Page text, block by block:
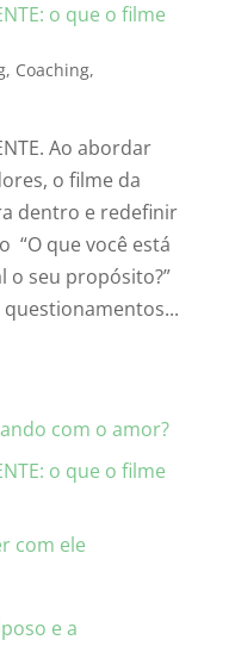
o que o filme
, Coaching,
Ao abordar
o filme da
dentro e redefinir
“O que você está
o seu propósito?”
questionamentos...
com o amor?
o que o filme
com ele
e a